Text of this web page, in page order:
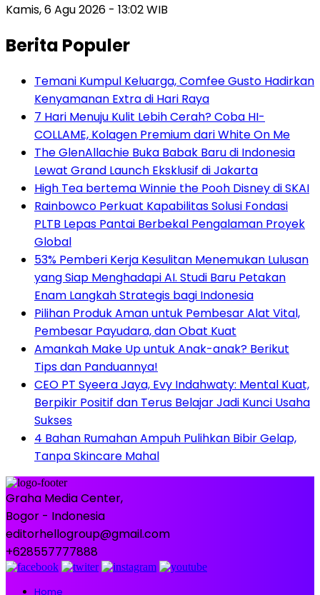
Kamis, 6 Agu 2026 - 13:02 WIB
Berita Populer
Temani Kumpul Keluarga, Comfee Gusto Hadirkan
Kenyamanan Extra di Hari Raya
7 Hari Menuju Kulit Lebih Cerah? Coba HI-
COLLAME, Kolagen Premium dari White On Me
The GlenAllachie Buka Babak Baru di Indonesia
Lewat Grand Launch Eksklusif di Jakarta
High Tea bertema Winnie the Pooh Disney di SKAI
Rainbowco Perkuat Kapabilitas Solusi Fondasi
PLTB Lepas Pantai Berbekal Pengalaman Proyek
Global
53% Pemberi Kerja Kesulitan Menemukan Lulusan
yang Siap Menghadapi AI. Studi Baru Petakan
Enam Langkah Strategis bagi Indonesia
Pilihan Produk Aman untuk Pembesar Alat Vital,
Pembesar Payudara, dan Obat Kuat
Amankah Make Up untuk Anak-anak? Berikut
Tips dan Panduannya!
CEO PT Syeera Jaya, Evy Indahwaty: Mental Kuat,
Berpikir Positif dan Terus Belajar Jadi Kunci Usaha
Sukses
4 Bahan Rumahan Ampuh Pulihkan Bibir Gelap,
Tanpa Skincare Mahal
Graha Media Center,
Bogor - Indonesia
editorhellogroup@gmail.com
+628557777888
Home